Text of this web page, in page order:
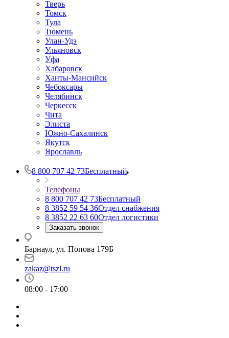
Тверь
Томск
Тула
Тюмень
Улан-Удэ
Ульяновск
Уфа
Хабаровск
Ханты-Мансийск
Чебоксары
Челябинск
Черкесск
Чита
Элиста
Южно-Сахалинск
Якутск
Ярославль
8 800 707 42 73Бесплатный
Телефоны
8 800 707 42 73Бесплатный
8 3852 59 54 36Отдел снабжения
8 3852 22 63 60Отдел логистики
Заказать звонок
Барнаул, ул. Попова 179Б
zakaz@tszl.ru
08:00 - 17:00